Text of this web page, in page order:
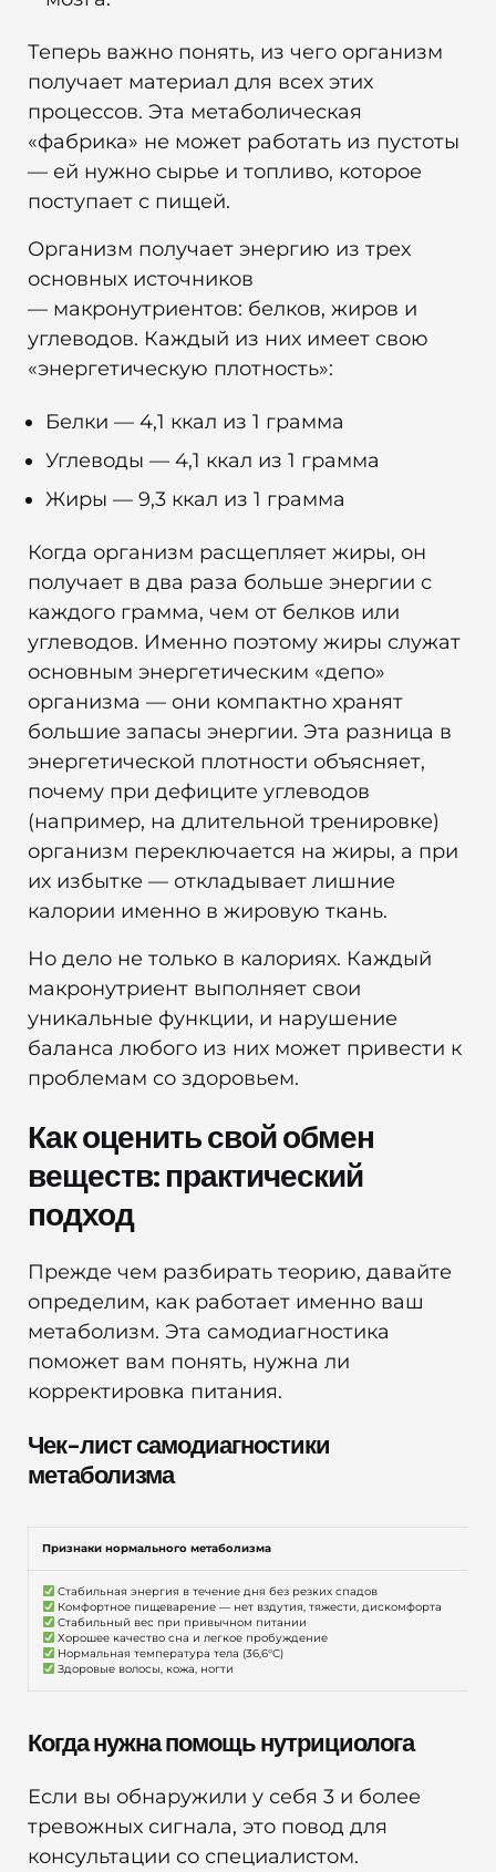
Теперь важно понять, из чего организм
получает материал для всех этих
процессов. Эта метаболическая
«фабрика» не может работать из пустоты
— ей нужно сырье и топливо, которое
поступает с пищей.
Организм получает энергию из трех
основных источников
— макронутриентов: белков, жиров и
углеводов. Каждый из них имеет свою
«энергетическую плотность»:
Белки — 4,1 ккал из 1 грамма
Углеводы — 4,1 ккал из 1 грамма
Жиры — 9,3 ккал из 1 грамма
Когда организм расщепляет жиры, он
получает в два раза больше энергии с
каждого грамма, чем от белков или
углеводов. Именно поэтому жиры служат
основным энергетическим «депо»
организма — они компактно хранят
большие запасы энергии. Эта разница в
энергетической плотности объясняет,
почему при дефиците углеводов
(например, на длительной тренировке)
организм переключается на жиры, а при
их избытке — откладывает лишние
калории именно в жировую ткань.
Но дело не только в калориях. Каждый
макронутриент выполняет свои
уникальные функции, и нарушение
баланса любого из них может привести к
проблемам со здоровьем.
Как оценить свой обмен
веществ: практический
подход
Прежде чем разбирать теорию, давайте
определим, как работает именно ваш
метаболизм. Эта самодиагностика
поможет вам понять, нужна ли
корректировка питания.
Чек-лист самодиагностики
метаболизма
Признаки нормального метаболизма
Стабильная энергия в течение дня без резких спадов
Комфортное пищеварение — нет вздутия, тяжести, дискомфорта
Стабильный вес при привычном питании
Хорошее качество сна и легкое пробуждение
Нормальная температура тела (36,6°C)
Здоровые волосы, кожа, ногти
Когда нужна помощь нутрициолога
Если вы обнаружили у себя 3 и более
тревожных сигнала, это повод для
консультации со специалистом.